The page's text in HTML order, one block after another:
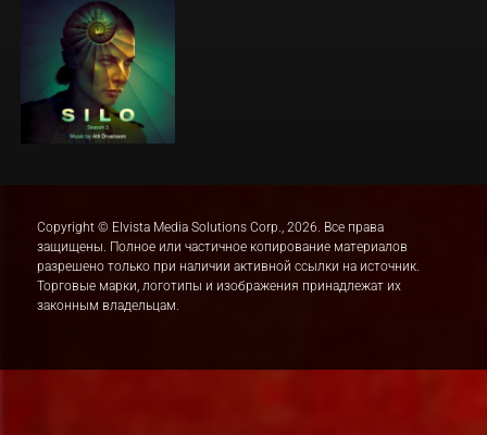
Copyright © Elvista Media Solutions Corp., 2026. Все права
защищены. Полное или частичное копирование материалов
разрешено только при наличии активной ссылки на источник.
Торговые марки, логотипы и изображения принадлежат их
законным владельцам.